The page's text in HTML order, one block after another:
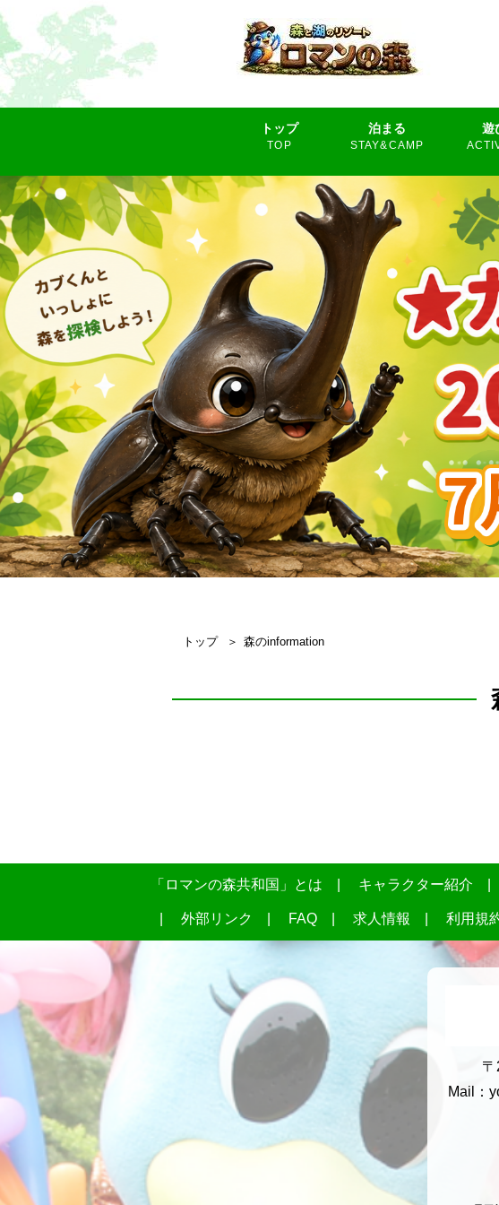
トップ 泊まる 遊
トップ 森のinformation
「ロマンの森共和国」とは キャラクター紹介
外部リンク FAQ 求人情報 利用規
Mail：